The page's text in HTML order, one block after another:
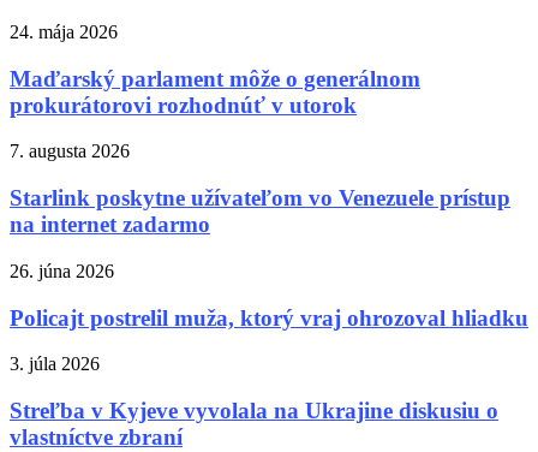
24. mája 2026
Maďarský parlament môže o generálnom
prokurátorovi rozhodnúť v utorok
7. augusta 2026
Starlink poskytne užívateľom vo Venezuele prístup
na internet zadarmo
26. júna 2026
Policajt postrelil muža, ktorý vraj ohrozoval hliadku
3. júla 2026
Streľba v Kyjeve vyvolala na Ukrajine diskusiu o
vlastníctve zbraní